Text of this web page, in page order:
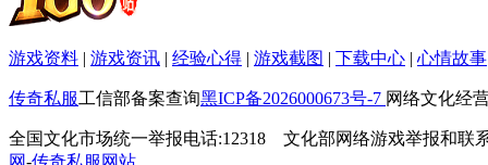
游戏资料 | 游戏资讯 | 经验心得 | 游戏截图 | 下载中心 | 心情故事
传奇私服工信部备案查询黑ICP备2026000673号-7 网络文化经
全国文化市场统一举报电话:12318 文化部网络游戏举报和联